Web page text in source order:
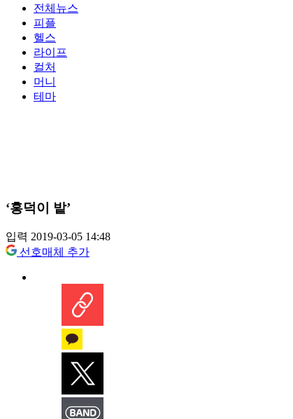
전체뉴스
피플
헬스
라이프
컬처
머니
테마
‘홍덕이 밭’
입력 2019-03-05 14:48
선호매체 추가